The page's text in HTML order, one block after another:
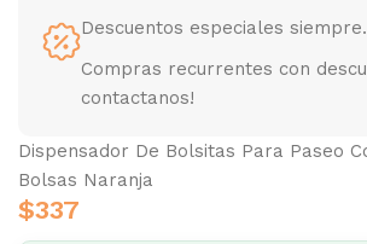
Descuentos especiales siempre.
Compras recurrentes con
contactanos!
Dispensador De Bolsitas Para Paseo
Bolsas Naranja
$337